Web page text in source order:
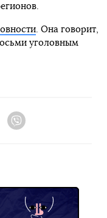
. Она говорит,
уголовным
Telegram